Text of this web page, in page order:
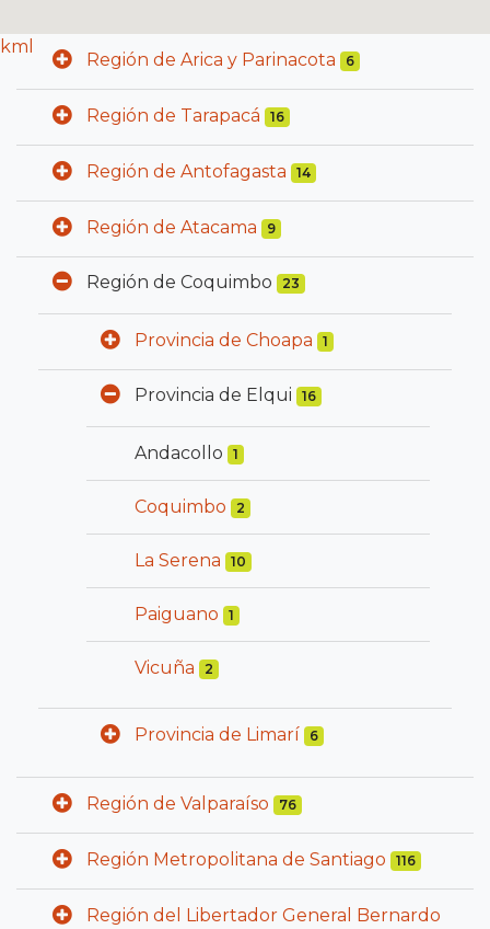
kml
Región de Arica y Parinacota 6
Región de Tarapacá 16
Región de Antofagasta 14
Región de Atacama 9
Región de Coquimbo 23
Provincia de Choapa 1
Provincia de Elqui 16
Andacollo 1
Coquimbo 2
La Serena 10
Paiguano 1
Vicuña 2
Provincia de Limarí 6
Región de Valparaíso 76
Región Metropolitana de Santiago 116
Región del Libertador General Bernardo